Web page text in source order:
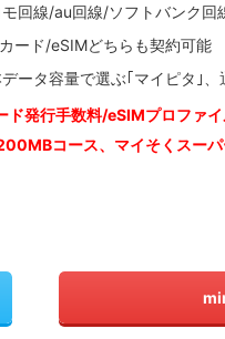
モ回線/au回線/ソフトバンク回
ード/eSIMどちらも契約可能
ータ容量で選ぶ｢マイピタ｣
ド発行手数料/eSIMプロファ
コース、マイそくスー